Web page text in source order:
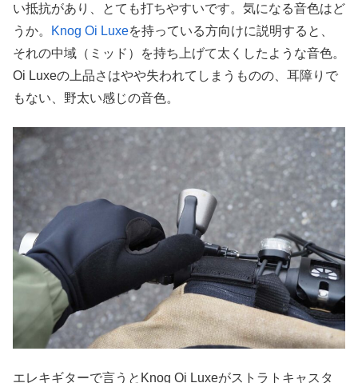
い抵抗があり、とても打ちやすいです。気になる音色はど
うか。
Knog Oi Luxeを持っている方向けに説明すると、
それの中域（ミッド）を持ち上げて太くしたような音色。
Oi Luxeの上品さはやや失われてしまうものの、耳障りで
もない、野太い感じの音色。
エレキギターで言うとKnog Oi Luxeがストラトキャスタ